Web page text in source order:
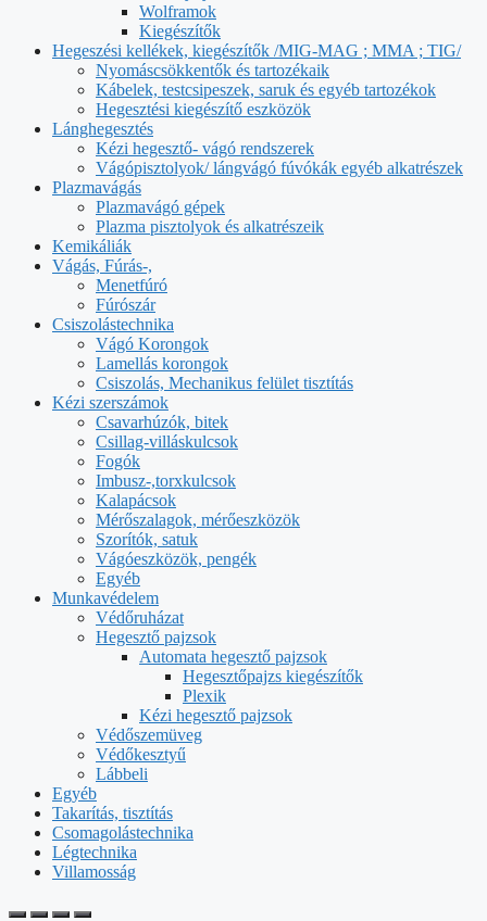
Wolframok
Kiegészítők
Hegeszési kellékek, kiegészítők /MIG-MAG ; MMA ; TIG/
Nyomáscsökkentők és tartozékaik
Kábelek, testcsipeszek, saruk és egyéb tartozékok
Hegesztési kiegészítő eszközök
Lánghegesztés
Kézi hegesztő- vágó rendszerek
Vágópisztolyok/ lángvágó fúvókák egyéb alkatrészek
Plazmavágás
Plazmavágó gépek
Plazma pisztolyok és alkatrészeik
Kemikáliák
Vágás, Fúrás-,
Menetfúró
Fúrószár
Csiszolástechnika
Vágó Korongok
Lamellás korongok
Csiszolás, Mechanikus felület tisztítás
Kézi szerszámok
Csavarhúzók, bitek
Csillag-villáskulcsok
Fogók
Imbusz-,torxkulcsok
Kalapácsok
Mérőszalagok, mérőeszközök
Szorítók, satuk
Vágóeszközök, pengék
Egyéb
Munkavédelem
Védőruházat
Hegesztő pajzsok
Automata hegesztő pajzsok
Hegesztőpajzs kiegészítők
Plexik
Kézi hegesztő pajzsok
Védőszemüveg
Védőkesztyű
Lábbeli
Egyéb
Takarítás, tisztítás
Csomagolástechnika
Légtechnika
Villamosság